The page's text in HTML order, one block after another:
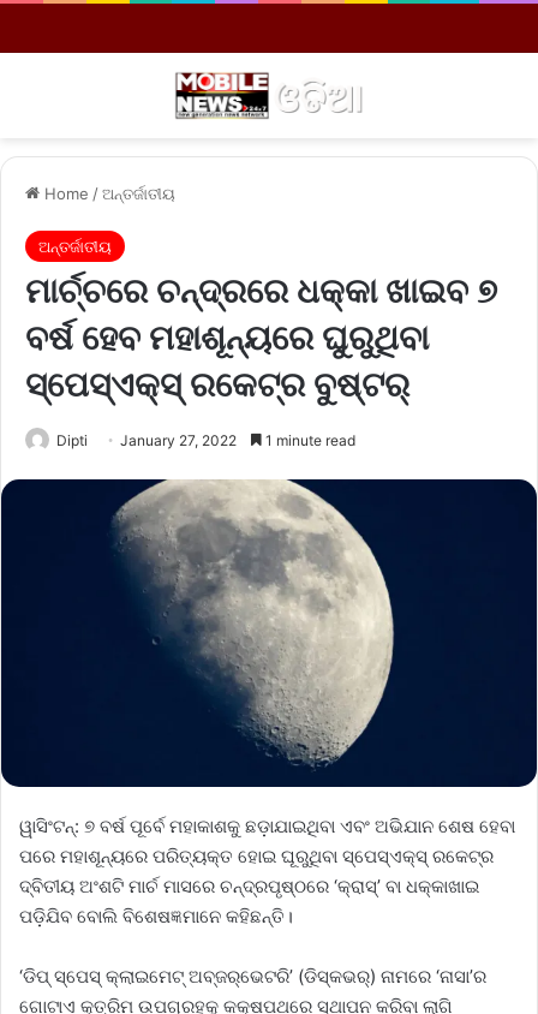
Home /ଅନ୍ତର୍ଜାତୀୟ
ଅନ୍ତର୍ଜାତୀୟ
ମାର୍ଚ୍ଚରେ ଚନ୍ଦ୍ରରେ ଧକ୍କା ଖାଇବ ୭
ବର୍ଷ ହେବ ମହାଶୂନ୍ୟରେ ଘୁରୁଥିବା
ସ୍ପେସ୍‌ଏକ୍ସ୍‌ ରକେଟ୍‌ର ବୁଷ୍ଟର୍
Dipti January 27, 2022 1 minute read
ୱାସିଂଟନ୍‌: ୭ ବର୍ଷ ପୂର୍ବେ ମହାକାଶକୁ ଛଡ଼ାଯାଇଥିବା ଏବଂ ଅଭିଯାନ ଶେଷ ହେବା
ପରେ ମହାଶୂନ୍ୟରେ ପରିତ୍ୟକ୍ତ ହୋଇ ଘୂରୁଥିବା ସ୍ପେସ୍‌ଏକ୍ସ୍‌ ରକେଟ୍‌ର
ଦ୍ବିତୀୟ ଅଂଶଟି ମାର୍ଚ ମାସରେ ଚନ୍ଦ୍ରପୃଷ୍ଠରେ ‘କ୍ରାସ୍‌’ ବା ଧକ୍କାଖାଇ
ପଡ଼ିଯିବ ବୋଲି ବିଶେଷଜ୍ଞମାନେ କହିଛନ୍ତି।
‘ଡିପ୍‌ ସ୍ପେସ୍‌ କ୍ଲାଇମେଟ୍‌ ଅବ୍‌ଜର୍‌ଭେଟରି’ (ଡିସ୍‌କଭର୍‌) ନାମରେ ‘ନାସା’ର
‌ଗୋଟାଏ କୃତ୍ରିମ ଉପଗ୍ରହକୁ କକ୍ଷପଥରେ ସ୍ଥାପନ କରିବା ଲାଗି